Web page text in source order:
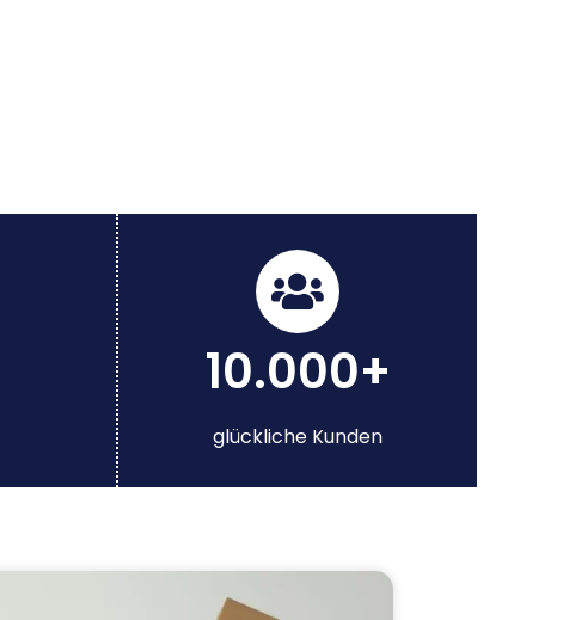
10.000+
glückliche Kunden